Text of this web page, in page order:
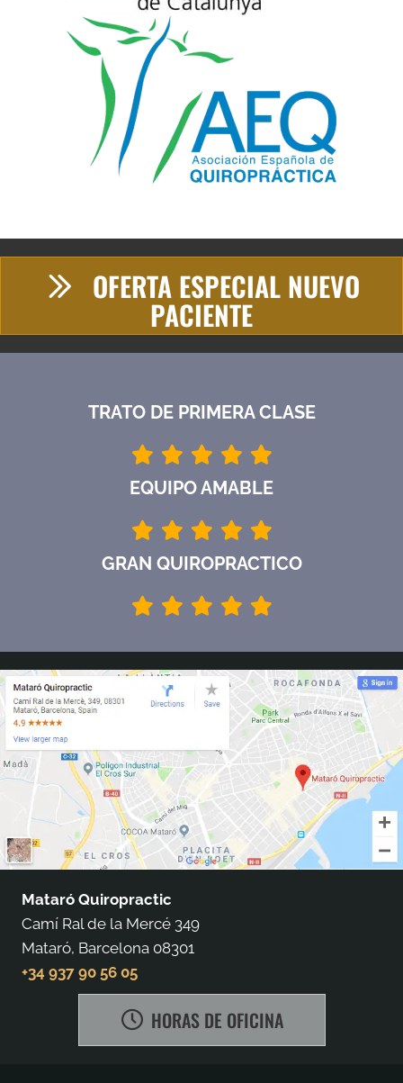
OFERTA ESPECIAL NUEVO
PACIENTE
TRATO DE PRIMERA CLASE
EQUIPO AMABLE
GRAN QUIROPRACTICO
Mataró Quiropractic
Camí Ral de la Mercé 349
Mataró, Barcelona 08301
+34 937 90 56 05
HORAS DE OFICINA